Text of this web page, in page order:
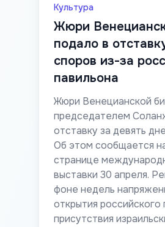
Культура
Жюри
подало в
споров из-за
павильона
Жюри Венецианской
председателем
отставку за девять
Об этом сообщается
странице
выставки 30 апреля.
фоне недель
открытия российского
присутствия